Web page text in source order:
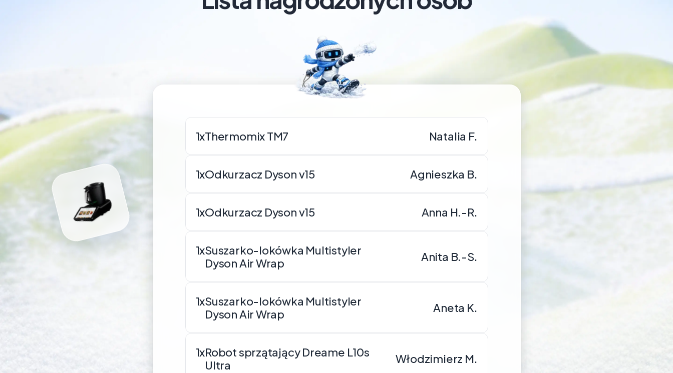
1xThermomix TM7 Natalia F.
1xOdkurzacz Dyson v15 Agnieszka B.
1xOdkurzacz Dyson v15 Anna H.-R.
1xSuszarko-lokówka Multistyler
Dyson Air Wrap
Anita B.-S.
1xSuszarko-lokówka Multistyler
Dyson Air Wrap
Aneta K.
1xRobot sprzątający Dreame L10s
Ultra
Włodzimierz M.